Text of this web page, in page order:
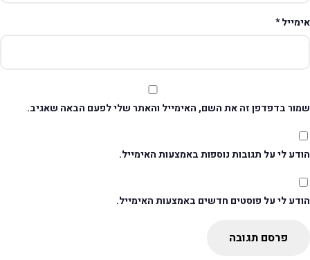
*
בדפדפן זה את השם, האימייל והאתר שלי לפעם הבאה שאגיב.
לי על תגובות נוספות באמצעות האימייל.
לי על פוסטים חדשים באמצעות האימייל.
פרסם תגובה